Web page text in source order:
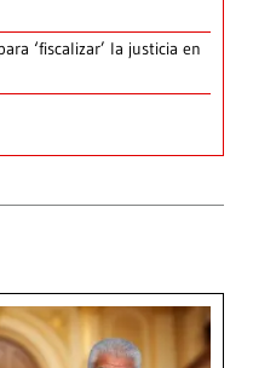
‘fiscalizar’ la justicia en